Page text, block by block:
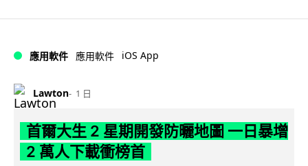
應用軟件 應用軟件 iOS App
Lawton 1 日
首爾大生 2 星期開發防曬地圖 一日暴增
2 萬人下載衝榜首